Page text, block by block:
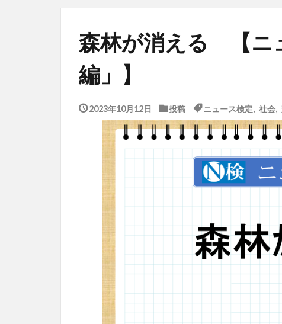
森林が消える 【ニ
編」】
2023年10月12日 投稿 ニュース検定 社会,